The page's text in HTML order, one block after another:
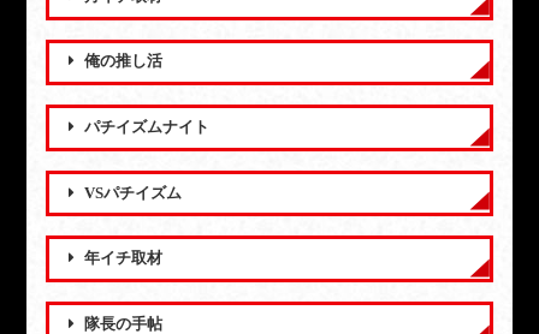
俺の推し活
パチイズムナイト
VSパチイズム
年イチ取材
隊長の手帖